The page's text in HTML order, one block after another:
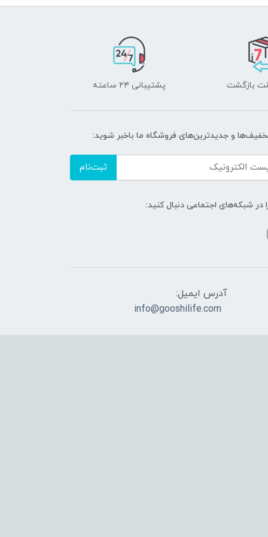
پشتیبانی ۲۴ ساعته
و جدیدترین‌های فروشگاه ما باخبر شوید:
ثبت‌نام
در شبکه‌های اجتماعی دنبال کنید:
آدرس ایمیل:
info@gooshilife.com